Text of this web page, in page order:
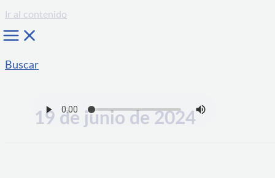
Ir al contenido
Buscar
19 de junio de 2024